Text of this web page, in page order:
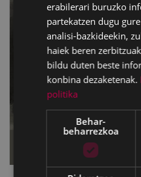
erabilerari buruzko
partekatzen dugu
analisi-bazkideekin,
haiek beren
bildu duten beste
konbina dezaketenak.
politika
Behar-
beharrezkoa